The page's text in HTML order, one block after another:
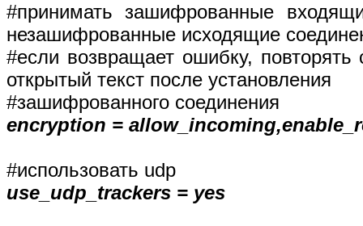
#принимать зашифрованные
незашифрованные исходящие
#если возвращает ошибку,
открытый текст после установления
#зашифрованного соединения
encryption =
#использовать udp
use_udp_trackers = yes